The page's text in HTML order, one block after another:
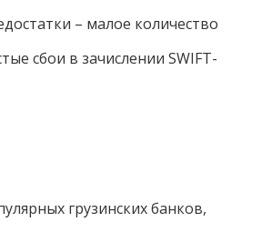
– малое количество
сбои в зачислении SWIFT-
грузинских банков,